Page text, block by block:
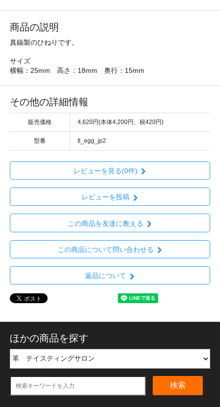
商品の説明
真鍮製のひねりです。
サイズ
横幅：25mm 高さ：18mm 奥行：15mm
その他の詳細情報
販売価格 4,620円(本体4,200円、税420円)
型番 tl_egg_jp2
レビューを見る(0件)
レビューを投稿
この商品を友達に教える
この商品について問い合わせる
返品について
ほかの商品を探す
検索